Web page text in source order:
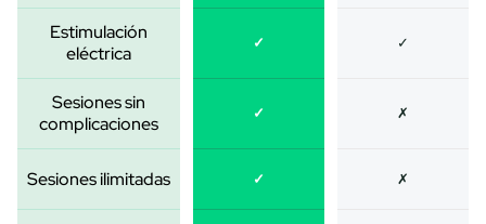
Estimulación
eléctrica
✓ ✓
Sesiones sin
complicaciones
✓ ✗
Sesiones ilimitadas ✓ ✗